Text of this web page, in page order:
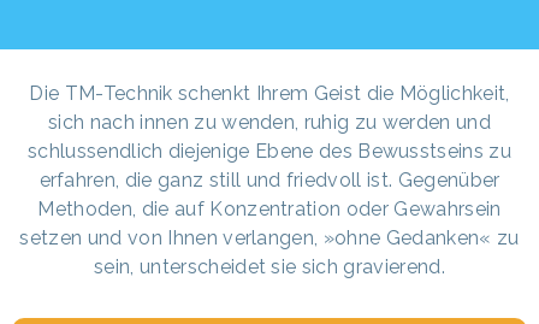
Die TM-Technik schenkt Ihrem Geist die Möglichkeit,
sich nach innen zu wenden, ruhig zu werden und
schlussendlich diejenige Ebene des Bewusstseins zu
erfahren, die ganz still und friedvoll ist. Gegenüber
Methoden, die auf Konzentration oder Gewahrsein
setzen und von Ihnen verlangen, »ohne Gedanken« zu
sein, unterscheidet sie sich gravierend.